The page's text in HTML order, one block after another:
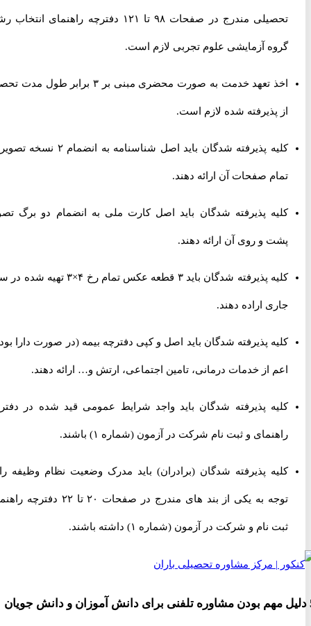
تحصیلی مندرج در صفحات ۹۸ تا ۱۲۱ دفترچه راهنمای انتخاب رشته
گروه آزمایشی علوم تجربی لازم است.
اخذ تعهد خدمت به صورت محضری مبنی بر ۳ برابر طول مدت تحصیل
از پذیرفته شده لازم است.
کلیه پذیرفته شدگان باید اصل شناسنامه به انضمام ۲ نسخه تصویر از
تمام صفحات آن ارائه دهند.
کلیه پذیرفته شدگان باید اصل کارت ملی به انضمام دو برگ تصویر
پشت و روی آن ارائه دهند.
کلیه پذیرفته شدگان باید ۳ قطعه عکس تمام رخ ۴×۳ تهیه شده در سال
جاری اراده دهند.
کلیه پذیرفته شدگان باید اصل و کپی دفترچه بیمه (در صورت دارا بودن)
اعم از خدمات درمانی، تامین اجتماعی، ارتش و… ارائه دهند.
کلیه پذیرفته شدگان باید واجد شرایط عمومی قید شده در دفترچه
راهنمای و ثبت نام شرکت در آزمون (شماره ۱) باشند.
کلیه پذیرفته شدگان (برادران) باید مدرک وضعیت نظام وظیفه را با
توجه به یکی از بند های مندرج در صفحات ۲۰ تا ۲۲ دفترچه راهنمای
ثبت نام و شرکت در آزمون (شماره ۱) داشته باشند.